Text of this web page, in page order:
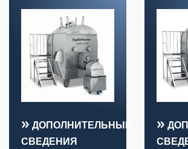
ДОПОЛНИТЕЛЬНЫЕ
СВЕДЕНИЯ